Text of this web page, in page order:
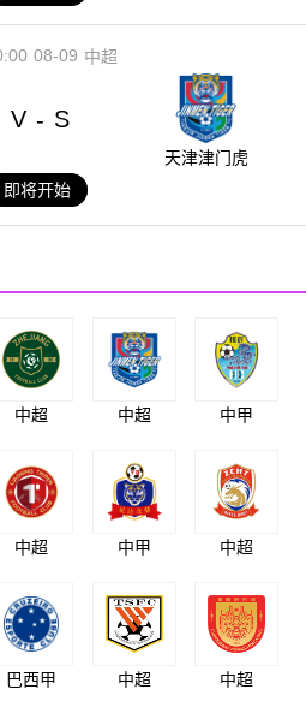
08-09 中超
V - S
天津津门虎
即将开始
中超 中超 中甲
中超 中甲 中超
巴西甲 中超 中超